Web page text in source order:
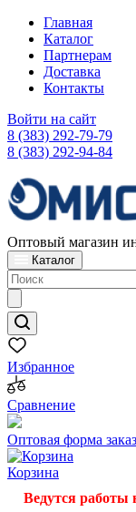
Главная
Каталог
Партнерам
Доставка
Контакты
Войти на сайт
8 (383) 292-79-79
8 (383) 292-94-84
Оптовый магазин
Каталог
Избранное
Сравнение
Оптовая форма
Корзина
Ведутся работы